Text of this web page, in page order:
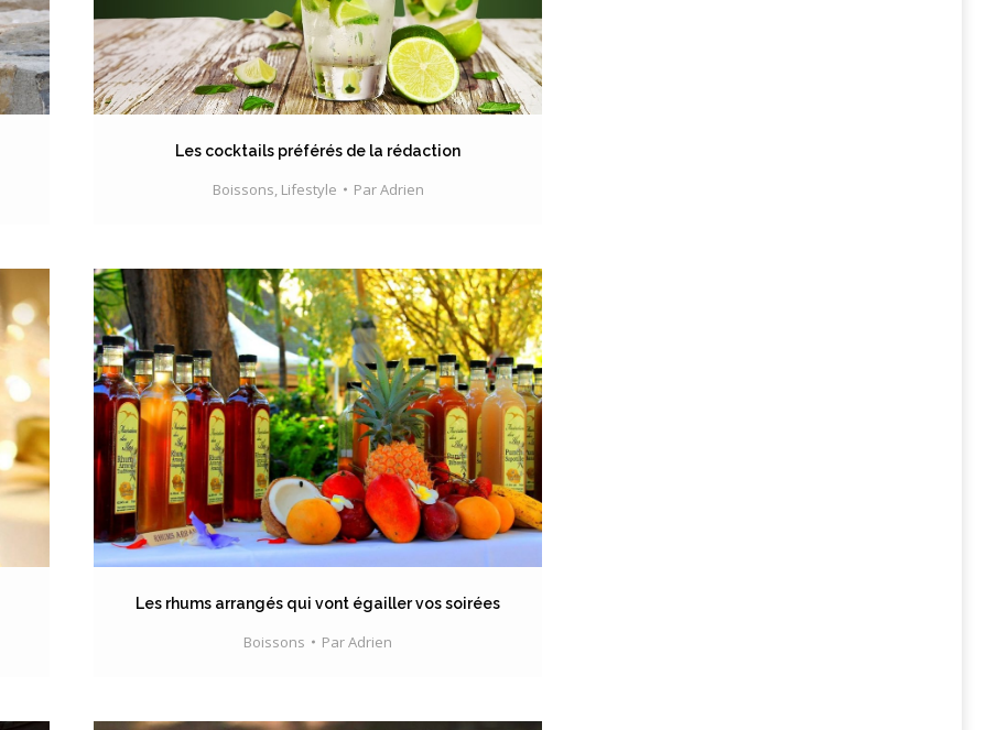
Les cocktails préférés de la rédaction
Boissons, Lifestyle ParAdrien
Les rhums arrangés qui vont égailler vos soirées
Boissons ParAdrien